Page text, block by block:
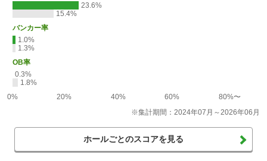
23.6%
15.4%
バンカー率
1.0%
1.3%
OB率
0.3%
1.8%
0%
20% 40% 60%
80%〜
※集計期間：2024年07月～2026年06月
ホールごとのスコアを見る